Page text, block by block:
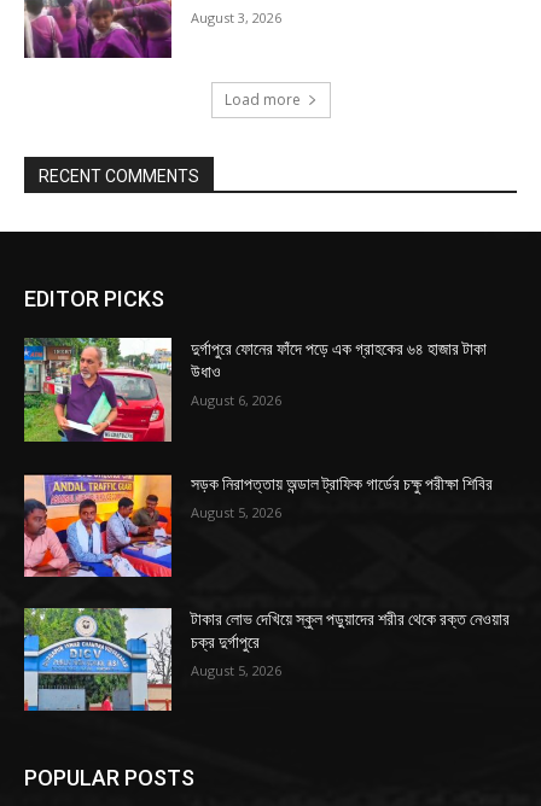
August 3, 2026
Load more
RECENT COMMENTS
EDITOR PICKS
দুর্গাপুরে ফোনের ফাঁদে পড়ে এক গ্রাহকের ৬৪ হাজার টাকা
উধাও
August 6, 2026
সড়ক নিরাপত্তায় অন্ডাল ট্রাফিক গার্ডের চক্ষু পরীক্ষা শিবির
August 5, 2026
টাকার লোভ দেখিয়ে স্কুল পড়ুয়াদের শরীর থেকে রক্ত নেওয়ার
চক্র দুর্গাপুরে
August 5, 2026
POPULAR POSTS